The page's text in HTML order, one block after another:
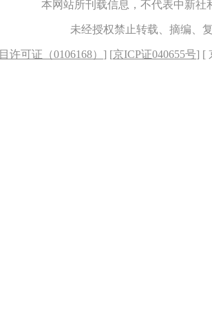
本网站所刊载信息，不代表中新
未经授权禁止转载、摘编、
许可证（0106168） ] [京ICP证040655号] [